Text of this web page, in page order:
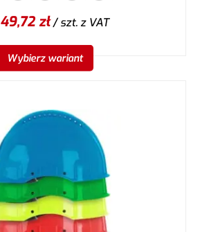
49,72zł/ szt.z VAT
Wybierz wariant